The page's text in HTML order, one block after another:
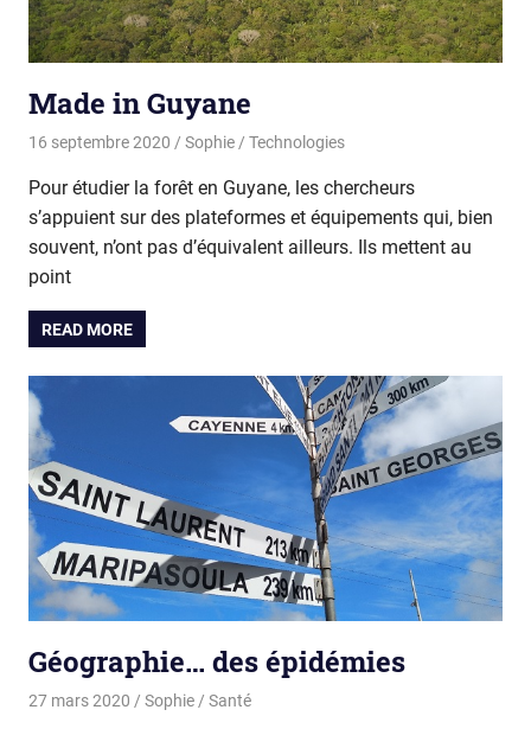
Made in Guyane
16 septembre 2020 Sophie Technologies
Pour étudier la forêt en Guyane, les chercheurs
s’appuient sur des plateformes et équipements qui, bien
souvent, n’ont pas d’équivalent ailleurs. Ils mettent au
point
READ MORE
Géographie… des épidémies
27 mars 2020 Sophie Santé